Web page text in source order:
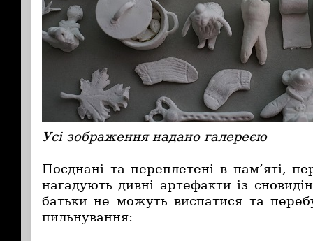
Усі зображення надано галереєю
Поєднані та переплетені в пам’яті,
нагадують дивні артефакти із
батьки не можуть виспатися та
пильнування: